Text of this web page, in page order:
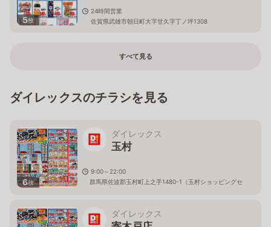
5枚
24時間営業
佐賀県武雄市朝日町大字甘久字丁ノ坪1308
すべて見る
ダイレックスのチラシを見る
6枚
ダイレックス
玉村
9:00～22:00
群馬県佐波郡玉村町上之手1480-1（玉村ショッピングセ
ンター内）
ダイレックス